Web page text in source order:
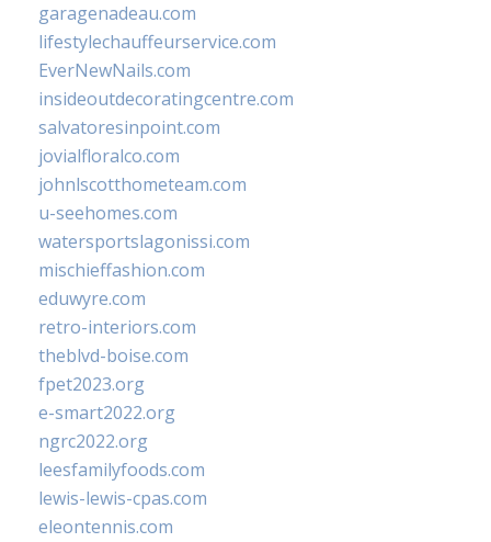
garagenadeau.com
lifestylechauffeurservice.com
EverNewNails.com
insideoutdecoratingcentre.com
salvatoresinpoint.com
jovialfloralco.com
johnlscotthometeam.com
u-seehomes.com
watersportslagonissi.com
mischieffashion.com
eduwyre.com
retro-interiors.com
theblvd-boise.com
fpet2023.org
e-smart2022.org
ngrc2022.org
leesfamilyfoods.com
lewis-lewis-cpas.com
eleontennis.com